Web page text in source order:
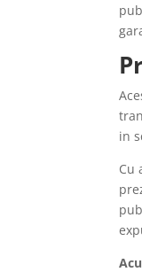
in
Cu